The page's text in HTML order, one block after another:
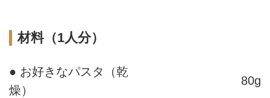
材料（1人分）
● お好きなパスタ（乾
燥）
80g